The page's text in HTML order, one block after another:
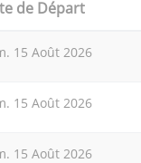
de Départ
15 Août 2026
15 Août 2026
15 Août 2026